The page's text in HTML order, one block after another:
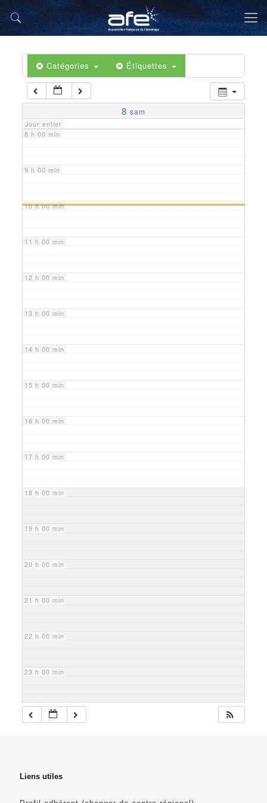
Catégories Étiquettes
8 sam
Jour entier
5 h 00 min
6 h 00 min
7 h 00 min
8 h 00 min
9 h 00 min
10 h 00 min
11 h 00 min
12 h 00 min
13 h 00 min
14 h 00 min
15 h 00 min
16 h 00 min
17 h 00 min
18 h 00 min
19 h 00 min
20 h 00 min
21 h 00 min
22 h 00 min
23 h 00 min
Liens utiles